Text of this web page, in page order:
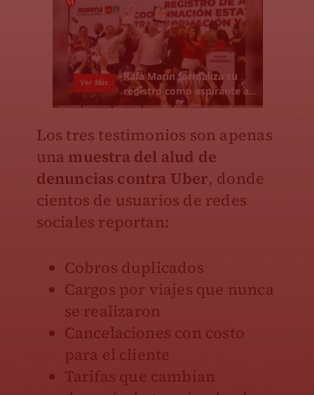
Los tres testimonios son apenas
una muestra del alud de
denuncias contra Uber, donde
cientos de usuarios de redes
sociales reportan:
Cobros duplicados
Cargos por viajes que nunca
se realizaron
Cancelaciones con costo
para el cliente
Tarifas que cambian